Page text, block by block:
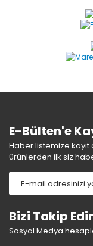
Ürün resmi
Ürün
Ürün
E-Bülten'e
Haber listemize
ürünlerden ilk siz
Bizi Takip
Sosyal Medya